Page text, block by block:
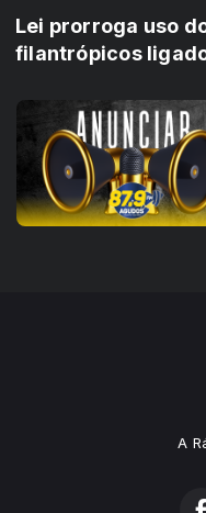
Lei prorroga uso
filantrópicos
A